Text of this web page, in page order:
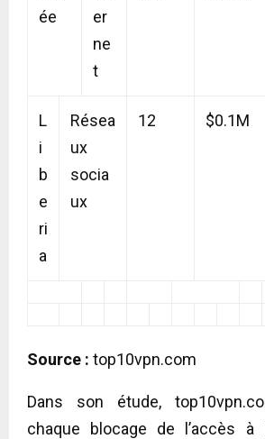
ée
er
ne
t
L
i
b
e
ri
a
Résea
ux
socia
ux
12 $0.1M
Source : top10vpn.com
Dans son étude,
chaque blocage de l’accès